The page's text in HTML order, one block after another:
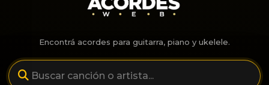
Encontrá acordes para guitarra, piano y ukelele.